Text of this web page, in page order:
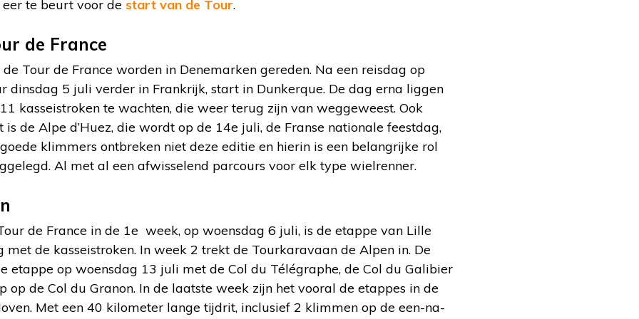
te beurt voor de start van de Tour.
de France
Tour de France worden in Denemarken gereden. Na een reisdag op
dinsdag 5 juli verder in Frankrijk, start in Dunkerque. De dag erna liggen
kasseistroken te wachten, die weer terug zijn van weggeweest. Ook
de Alpe d’Huez, die wordt op de 14e juli, de Franse nationale feestdag,
klimmers ontbreken niet deze editie en hierin is een belangrijke rol
Al met al een afwisselend parcours voor elk type wielrenner.
de France in de 1e week, op woensdag 6 juli, is de etappe van Lille
de kasseistroken. In week 2 trekt de Tourkaravaan de Alpen in. De
etappe op woensdag 13 juli met de Col du Télégraphe, de Col du Galibier
op de Col du Granon. In de laatste week zijn het vooral de etappes in de
Met een 40 kilometer lange tijdrit, inclusief 2 klimmen op de een-na-